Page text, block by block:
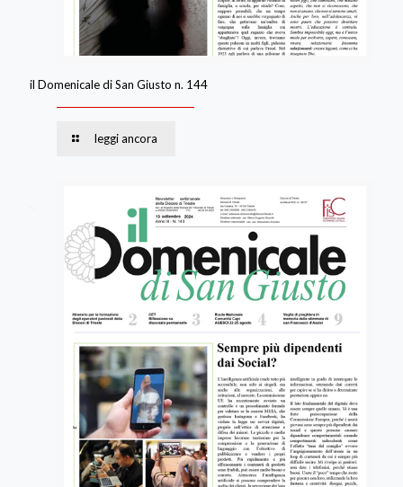
il Domenicale di San Giusto n. 144
leggi ancora